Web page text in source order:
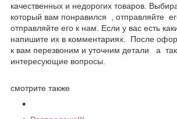
качественных и недорогих товаров.
который вам понравился , отправляйте
отправляйте его к нам. Если у вас есть
напишите их в комментариях. После
к вам перезвоним и уточним детали а
интересующие вопросы.
смотрите также